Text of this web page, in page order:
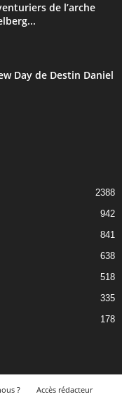
de l’arche
Day de Destin Daniel
2388
942
841
638
518
335
178
?
Accès rédacteur